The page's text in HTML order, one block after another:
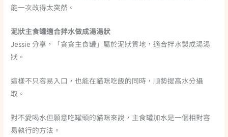
能一次改得太突然。
泥狀主食罐適合拌水做成湯湯狀
Jessie 分享，「貪貪主食罐」屬於泥狀質地，適合拌水製成湯湯
狀。
這樣不只容易入口，也能在貓咪吃飯的同時，順勢提高水分攝
取。
對不愛喝水但願意吃罐頭的貓咪來說，主食罐加水是一個相對容
易執行的方法。